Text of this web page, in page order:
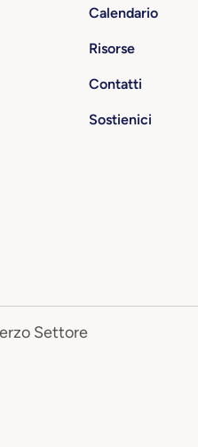
Calendario
Risorse
Contatti
Sostienici
Settore